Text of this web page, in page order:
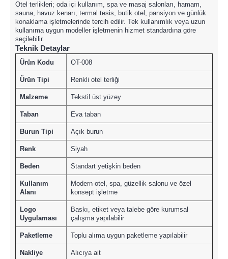
Otel terlikleri; oda içi kullanım, spa ve masaj salonları, hamam,
sauna, havuz kenarı, termal tesis, butik otel, pansiyon ve günlük
konaklama işletmelerinde tercih edilir. Tek kullanımlık veya uzun
kullanıma uygun modeller işletmenin hizmet standardına göre
seçilebilir.
Teknik Detaylar
Ürün Kodu OT-008
Ürün Tipi Renkli otel terliği
Malzeme Tekstil üst yüzey
Taban Eva taban
Burun Tipi Açık burun
Renk Siyah
Beden Standart yetişkin beden
Kullanım
Alanı
Modern otel, spa, güzellik salonu ve özel
konsept işletme
Logo
Uygulaması
Baskı, etiket veya talebe göre kurumsal
çalışma yapılabilir
Paketleme Toplu alıma uygun paketleme yapılabilir
Nakliye Alıcıya ait